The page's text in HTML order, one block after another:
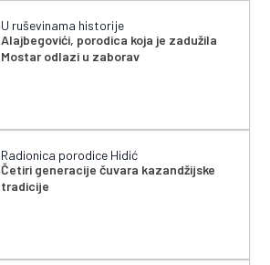
U ruševinama historije
Alajbegovići, porodica koja je zadužila
Mostar odlazi u zaborav
Radionica porodice Hidić
Četiri generacije čuvara kazandžijske
tradicije